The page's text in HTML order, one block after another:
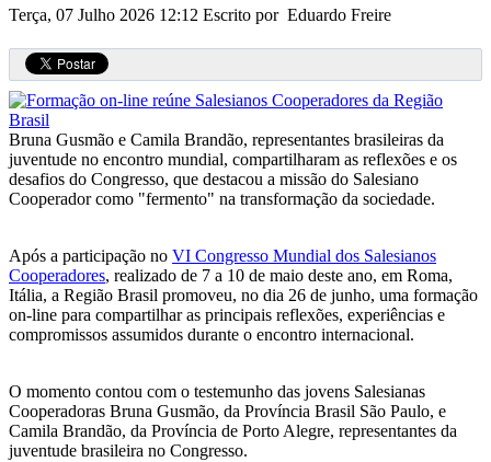
Terça, 07 Julho 2026 12:12 Escrito por Eduardo Freire
Bruna Gusmão e Camila Brandão, representantes brasileiras da
juventude no encontro mundial, compartilharam as reflexões e os
desafios do Congresso, que destacou a missão do Salesiano
Cooperador como "fermento" na transformação da sociedade.
Após a participação no VI Congresso Mundial dos Salesianos
Cooperadores, realizado de 7 a 10 de maio deste ano, em Roma,
Itália, a Região Brasil promoveu, no dia 26 de junho, uma formação
on-line para compartilhar as principais reflexões, experiências e
compromissos assumidos durante o encontro internacional.
O momento contou com o testemunho das jovens Salesianas
Cooperadoras Bruna Gusmão, da Província Brasil São Paulo, e
Camila Brandão, da Província de Porto Alegre, representantes da
juventude brasileira no Congresso.